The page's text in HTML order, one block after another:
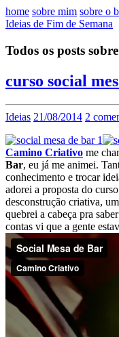
home sobre mim sobre o
Ideias de Fim de Semana
Todos os posts
curso social
Ideias 21/08/2014 2
Camino Criativo me
Bar, eu já me animei.
conhecimento e trocar
adorei a proposta do
desconstrução criativa,
quebrei a cabeça pra
contas vi que a gente